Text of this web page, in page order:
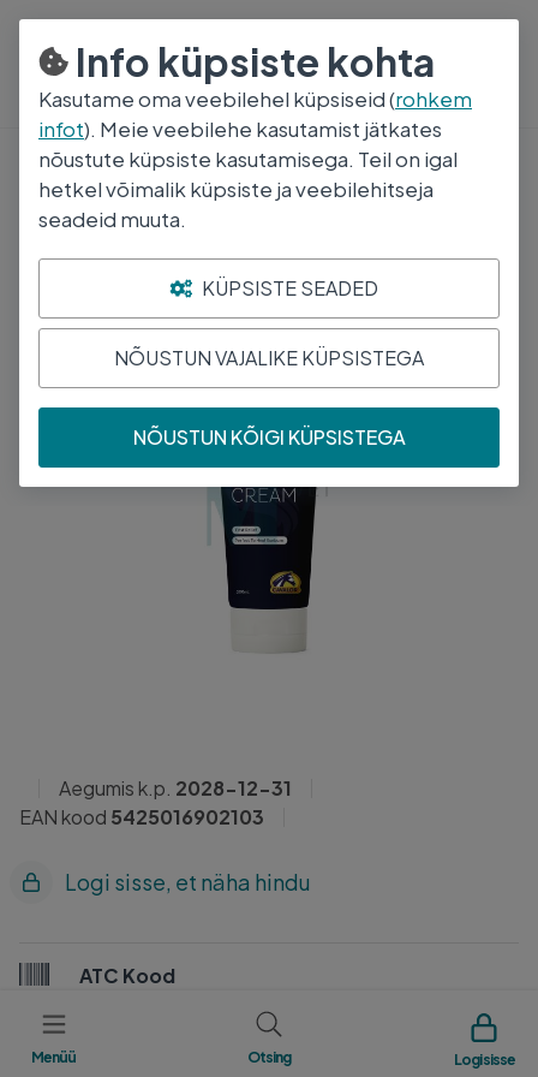
E-R 8:30-17:00
Menüü Otsing Logi sisse
Hooldusvahendid karvale ja nahale
CAVALOR HOBUSE HOOLV LURAX
Aegumis k.p. 2028-12-31
EAN kood 5425016902103
Logi sisse, et näha hindu
ATC Kood
Info küpsiste kohta
Kasutame oma veebilehel küpsiseid (rohkem
infot). Meie veebilehe kasutamist jätkates
nõustute küpsiste kasutamisega. Teil on igal
hetkel võimalik küpsiste ja veebilehitseja
seadeid muuta.
KÜPSISTE SEADED
NÕUSTUN VAJALIKE KÜPSISTEGA
NÕUSTUN KÕIGI KÜPSISTEGA